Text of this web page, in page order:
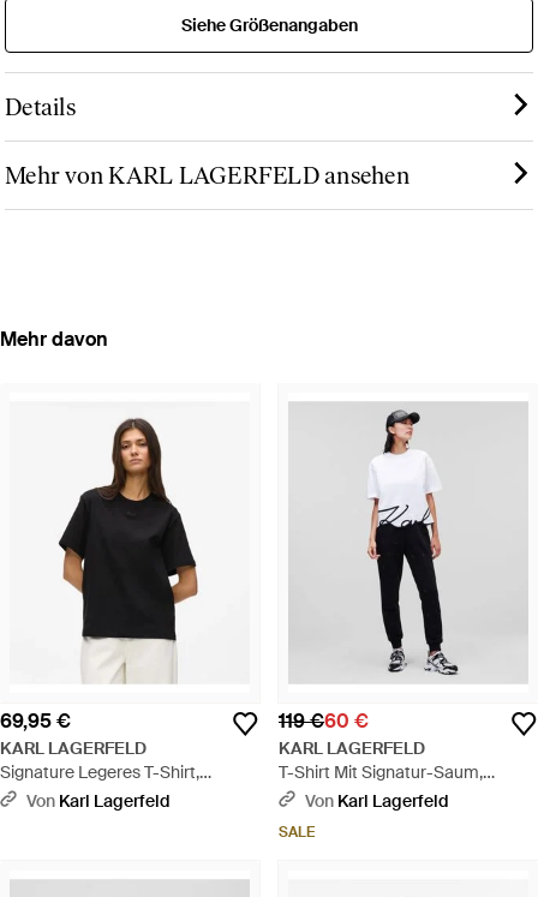
Siehe Größenangaben
Details
Mehr von KARL LAGERFELD ansehen
Mehr davon
69,95 €
KARL LAGERFELD
Signature Legeres T-Shirt,
Damen, Größe - Schwarz
Von Karl Lagerfeld
119 €60 €
KARL LAGERFELD
T-Shirt Mit Signatur-Saum,
Damen, Größe - Blau
Von Karl Lagerfeld
SALE